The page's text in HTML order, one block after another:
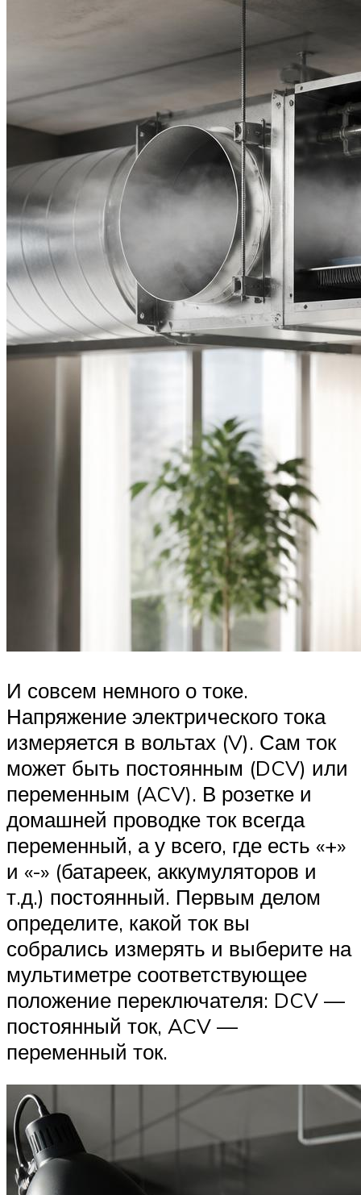
И совсем немного о токе.
Напряжение электрического тока
измеряется в вольтах (V). Сам ток
может быть постоянным (DCV) или
переменным (ACV). В розетке и
домашней проводке ток всегда
переменный, а у всего, где есть «+»
и «-» (батареек, аккумуляторов и
т.д.) постоянный. Первым делом
определите, какой ток вы
собрались измерять и выберите на
мультиметре соответствующее
положение переключателя: DCV —
постоянный ток, ACV —
переменный ток.